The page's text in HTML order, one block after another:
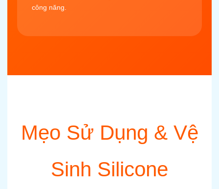
công năng.
Mẹo Sử Dụng & Vệ
Sinh Silicone